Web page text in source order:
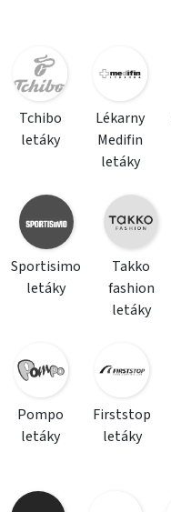
Tchibo
letáky
Lékarny
Medifin
letáky
Sportisimo
letáky
Takko
fashion
letáky
Pompo
letáky
Firststop
letáky